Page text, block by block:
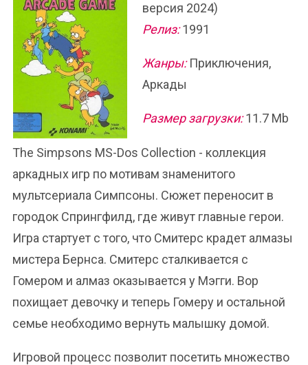
версия 2024)
Релиз:1991
Жанры:Приключения,
Аркады
Размер загрузки:11.7 Mb
The Simpsons MS-Dos Collection - коллекция
аркадных игр по мотивам знаменитого
мультсериала Симпсоны. Сюжет переносит в
городок Спрингфилд, где живут главные герои.
Игра стартует с того, что Смитерс крадет алмазы
мистера Бернса. Смитерс сталкивается с
Гомером и алмаз оказывается у Мэгги. Вор
похищает девочку и теперь Гомеру и остальной
семье необходимо вернуть малышку домой.
Игровой процесс позволит посетить множество